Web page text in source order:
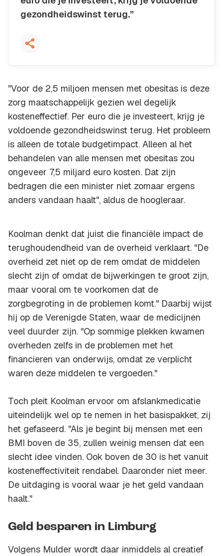
gezondheidswinst terug.”
Kopieer quote
"Voor de 2,5 miljoen mensen met obesitas is deze
zorg maatschappelijk gezien wel degelijk
kosteneffectief. Per euro die je investeert, krijg je
voldoende gezondheidswinst terug. Het probleem
is alleen de totale budgetimpact. Alleen al het
behandelen van alle mensen met obesitas zou
ongeveer 7,5 miljard euro kosten. Dat zijn
bedragen die een minister niet zomaar ergens
anders vandaan haalt", aldus de hoogleraar.
Koolman denkt dat juist die financiële impact de
terughoudendheid van de overheid verklaart. "De
overheid zet niet op de rem omdat de middelen
slecht zijn of omdat de bijwerkingen te groot zijn,
maar vooral om te voorkomen dat de
zorgbegroting in de problemen komt." Daarbij wijst
hij op de Verenigde Staten, waar de medicijnen
veel duurder zijn. "Op sommige plekken kwamen
overheden zelfs in de problemen met het
financieren van onderwijs, omdat ze verplicht
waren deze middelen te vergoeden."
Toch pleit Koolman ervoor om afslankmedicatie
uiteindelijk wel op te nemen in het basispakket, zij
het gefaseerd. "Als je begint bij mensen met een
BMI boven de 35, zullen weinig mensen dat een
slecht idee vinden. Ook boven de 30 is het vanuit
kosteneffectiviteit rendabel. Daaronder niet meer.
De uitdaging is vooral waar je het geld vandaan
haalt."
Geld besparen in Limburg
Volgens Mulder wordt daar inmiddels al creatief